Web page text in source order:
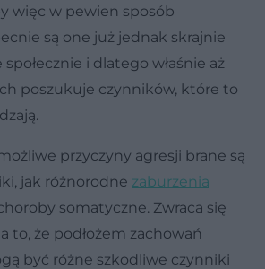
więc w pewien sposób
są one już jednak skrajnie
i dlatego właśnie aż
poszukuje czynników, które to
przyczyny agresji brane są
jak różnorodne zaburzenia
somatyczne. Zwraca się
to, że podłożem zachowań
być różne szkodliwe czynniki